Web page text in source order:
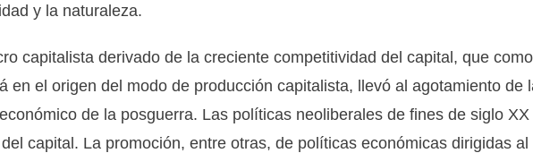
y la naturaleza.
capitalista derivado de la creciente competitividad del capital, que como
en el origen del modo de producción capitalista, llevó al agotamiento de
de la posguerra. Las políticas neoliberales de fines de siglo XX
capital. La promoción, entre otras, de políticas económicas dirigidas al